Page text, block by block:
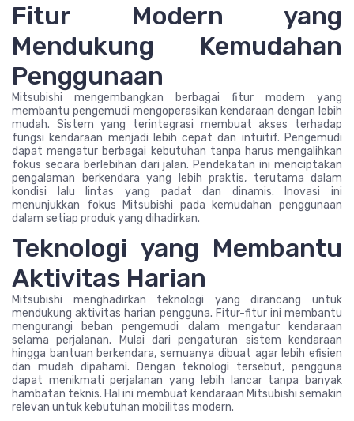
Fitur Modern yang
Mendukung Kemudahan
Penggunaan
Mitsubishi mengembangkan berbagai fitur modern yang
membantu pengemudi mengoperasikan kendaraan dengan lebih
mudah. Sistem yang terintegrasi membuat akses terhadap
fungsi kendaraan menjadi lebih cepat dan intuitif. Pengemudi
dapat mengatur berbagai kebutuhan tanpa harus mengalihkan
fokus secara berlebihan dari jalan. Pendekatan ini menciptakan
pengalaman berkendara yang lebih praktis, terutama dalam
kondisi lalu lintas yang padat dan dinamis. Inovasi ini
menunjukkan fokus Mitsubishi pada kemudahan penggunaan
dalam setiap produk yang dihadirkan.
Teknologi yang Membantu
Aktivitas Harian
Mitsubishi menghadirkan teknologi yang dirancang untuk
mendukung aktivitas harian pengguna. Fitur-fitur ini membantu
mengurangi beban pengemudi dalam mengatur kendaraan
selama perjalanan. Mulai dari pengaturan sistem kendaraan
hingga bantuan berkendara, semuanya dibuat agar lebih efisien
dan mudah dipahami. Dengan teknologi tersebut, pengguna
dapat menikmati perjalanan yang lebih lancar tanpa banyak
hambatan teknis. Hal ini membuat kendaraan Mitsubishi semakin
relevan untuk kebutuhan mobilitas modern.